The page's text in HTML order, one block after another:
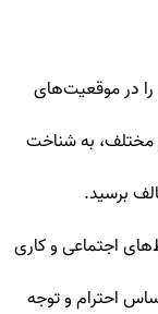
در موقعیت‌های
مختلف، به شناخت
برسید.
اجتماعی و کاری
احترام و توجه